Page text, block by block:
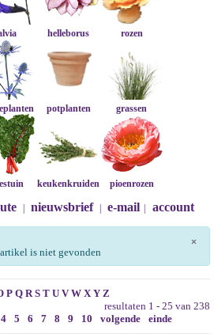
helleborus rozen
potplanten grassen
keukenkruiden pioenrozen
nieuwsbrief e-mail account
×
is niet gevonden
P Q R S T U V W X Y Z
resultaten 1 - 25 van 238
4 5 6 7 8 9 10 volgende einde